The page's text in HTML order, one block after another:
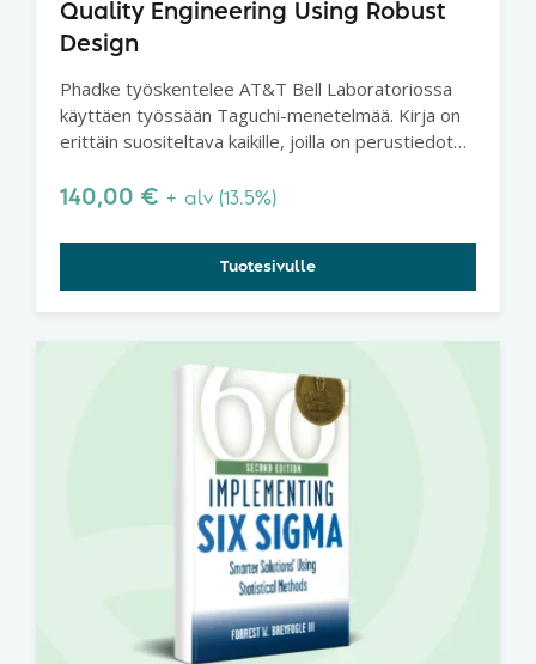
Quality Engineering Using Robust
Design
Phadke työskentelee AT&T Bell Laboratoriossa
käyttäen työssään Taguchi-menetelmää. Kirja on
erittäin suositeltava kaikille, joilla on perustiedot
140,00 € + alv (13.5%)
Tuotesivulle